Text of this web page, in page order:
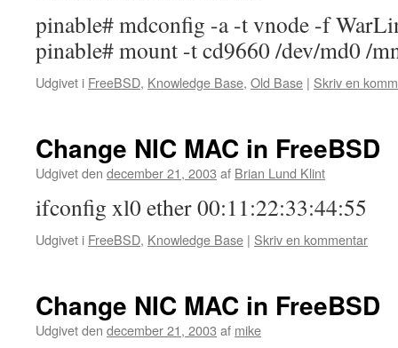
pinable# mdconfig -a -t vnode -f
pinable# mount -t cd9660 /dev/md0 /
Udgivet i FreeBSD, Knowledge Base, Old Base | Skriv en
Change NIC MAC in FreeBSD
Udgivet den december 21, 2003 af Brian Lund Klint
ifconfig xl0 ether 00:11:22:33:44:55
Udgivet i FreeBSD, Knowledge Base | Skriv en kommentar
Change NIC MAC in FreeBSD
Udgivet den december 21, 2003 af mike